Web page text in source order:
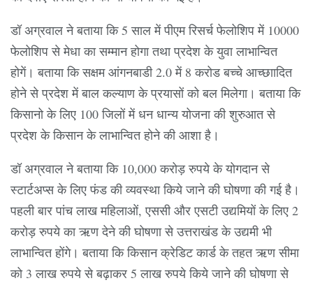
डॉ अग्रवाल ने बताया कि 5 साल में पीएम रिसर्च फेलोशिप में 10000
फेलोशिप से मेधा का सम्मान होगा तथा प्रदेश के युवा लाभान्वित
होगें। बताया कि सक्षम आंगनबाडी 2.0 में 8 करोड बच्चे आच्छाादित
होने से प्रदेश में बाल कल्याण के प्रयासों को बल मिलेगा। बताया कि
किसानो के लिए 100 जिलों में धन धान्य योजना की शुरुआत से
प्रदेश के किसान के लाभान्वित होने की आशा है।
डॉ अग्रवाल ने बताया कि 10,000 करोड़ रुपये के योगदान से
स्टार्टअप्स के लिए फंड की व्यवस्था किये जाने की घोषणा की गई है।
पहली बार पांच लाख महिलाओं, एससी और एसटी उद्यमियों के लिए 2
करोड़ रुपये का ऋण देने की घोषणा से उत्तराखंड के उद्यमी भी
लाभान्वित होंगे। बताया कि किसान क्रेडिट कार्ड के तहत ऋण सीमा
को 3 लाख रुपये से बढ़ाकर 5 लाख रुपये किये जाने की घोषणा से